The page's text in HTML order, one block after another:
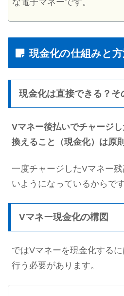
現金化の仕組みと
現金化は直接できる？そ
Vマネー後払いでチャージ
換えること（現金化）は原
一度チャージしたVマネー
いようになっているからです
Vマネー現金化の構図
ではVマネーを現金化する
行う必要があります。